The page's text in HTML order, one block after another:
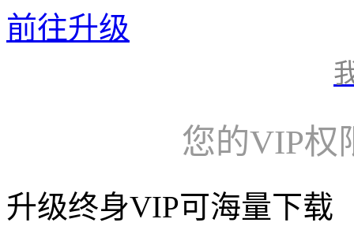
前往升级
您的VIP权
升级终身VIP可海量下载